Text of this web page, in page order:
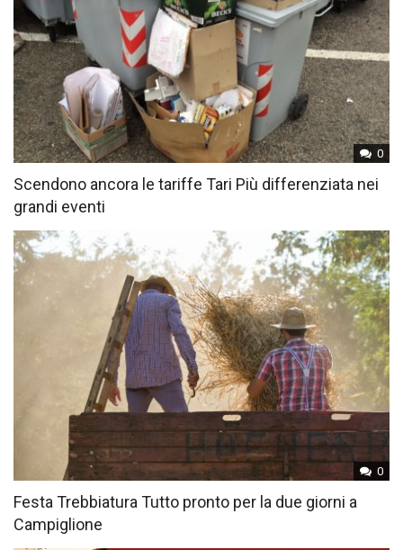
0
Scendono ancora le tariffe Tari Più differenziata nei
grandi eventi
0
Festa Trebbiatura Tutto pronto per la due giorni a
Campiglione